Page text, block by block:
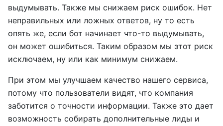
выдумывать. Также мы снижаем риск ошибок. Нет
неправильных или ложных ответов, ну то есть
опять же, если бот начинает что-то выдумывать,
он может ошибиться. Таким образом мы этот риск
исключаем, ну или как минимум снижаем.
При этом мы улучшаем качество нашего сервиса,
потому что пользователи видят, что компания
заботится о точности информации. Также это дает
возможность собирать дополнительные лиды и